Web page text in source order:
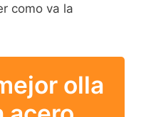
como va la
olla